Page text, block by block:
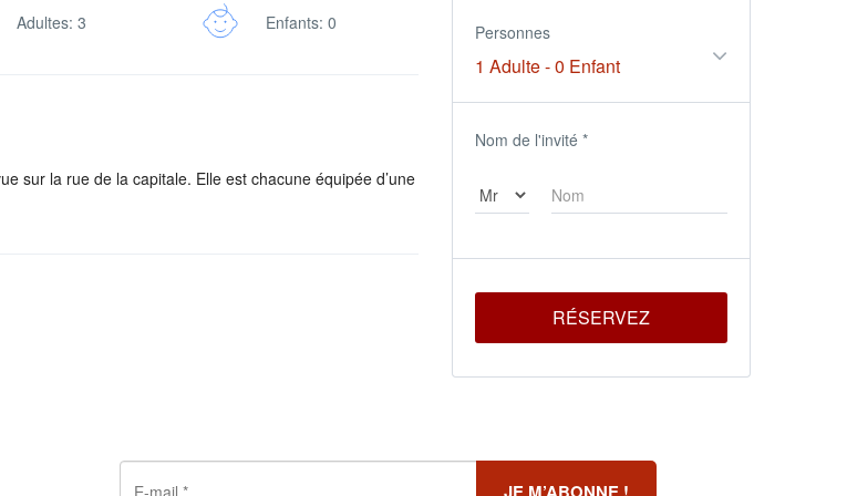
Adultes: 3 Enfants: 0
sur la rue de la capitale. Elle est chacune équipée d’une
Personnes
1 Adulte-0 Enfant
Nom de l'invité *
RÉSERVEZ